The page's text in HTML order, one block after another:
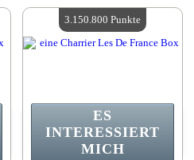
Verfügbare Menge:4
ES
INTERESSIERT
MICH
3.150.800 Punkte